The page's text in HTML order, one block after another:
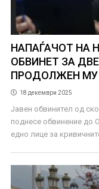
НАПАЃАЧОТ НА
ОБВИНЕТ ЗА
ПРОДОЛЖЕН МУ
18 декември 2025
Јавен обвинител од
поднесе обвинение до
едно лице за